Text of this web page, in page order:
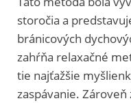
storočia a
bránicových
zahŕňa relaxačné
tie najťažšie
zaspávanie.